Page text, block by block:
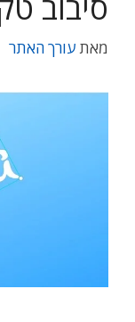
מאת עורך האתר